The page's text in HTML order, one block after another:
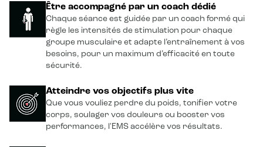
Être accompagné par un coach dédié
Chaque séance est guidée par un coach formé qui
règle les intensités de stimulation pour chaque
groupe musculaire et adapte l’entraînement à vos
besoins, pour un maximum d’efficacité en toute
sécurité.
Atteindre vos objectifs plus vite
Que vous vouliez perdre du poids, tonifier votre
corps, soulager vos douleurs ou booster vos
performances, l'EMS accélère vos résultats.